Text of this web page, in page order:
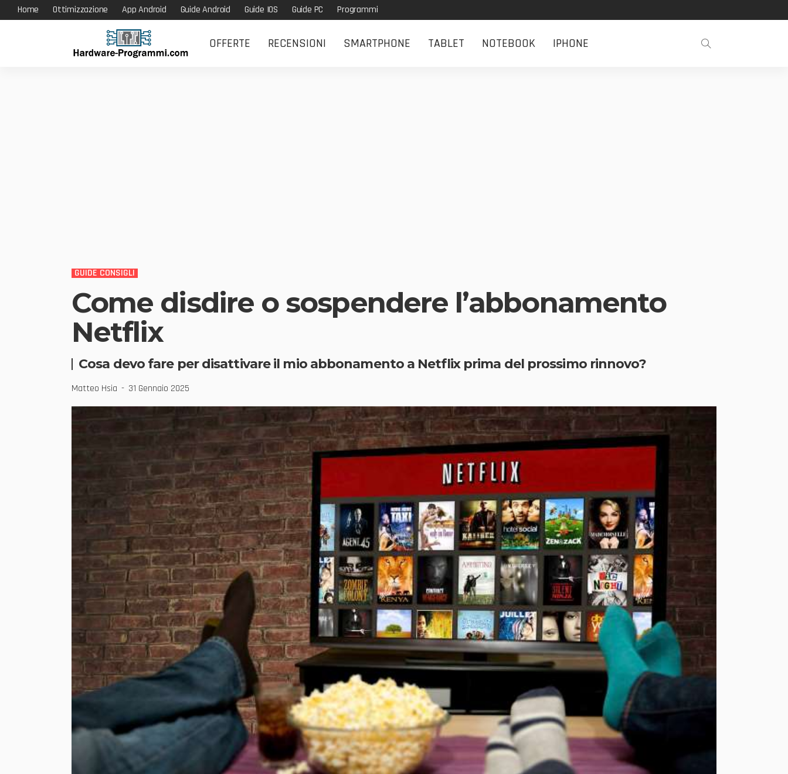
Home Ottimizzazione App Android Guide Android Guide IOS Guide PC Programmi
OFFERTE RECENSIONI SMARTPHONE TABLET NOTEBOOK IPHONE
GUIDE CONSIGLI
Come disdire o sospendere l’abbonamento
Netflix
Cosa devo fare per disattivare il mio abbonamento a Netflix prima del prossimo rinnovo?
Matteo Hsia 31 Gennaio 2025